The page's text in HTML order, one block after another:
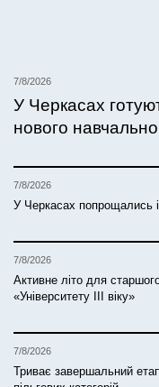
7/8/2026
У Черкасах
нового
7/8/2026
У Черкасах попрощались
7/8/2026
Активне літо для
«Університету ІІІ віку»
7/8/2026
Триває завершальний